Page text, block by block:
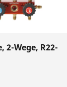
Wege, R22-